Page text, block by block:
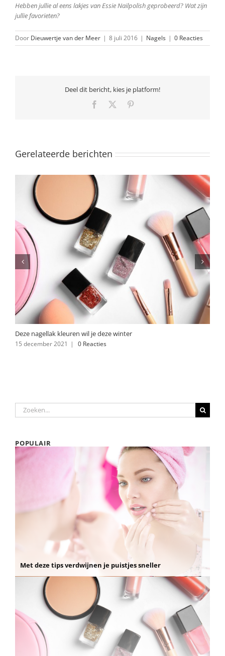
Hebben jullie al eens lakjes van Essie Nailpolish geprobeerd? Wat zijn
jullie favorieten?
Door Dieuwertje van der Meer | 8 juli 2016 | Nagels | 0 Reacties
Deel dit bericht, kies je platform!
Facebook
Gerelateerde berichten
Deze nagellak kleuren wil je deze winter
15 december 2021 | 0 Reacties
Zoeken
naar:
POPULAIR
Met deze tips verdwijnen je puistjes sneller